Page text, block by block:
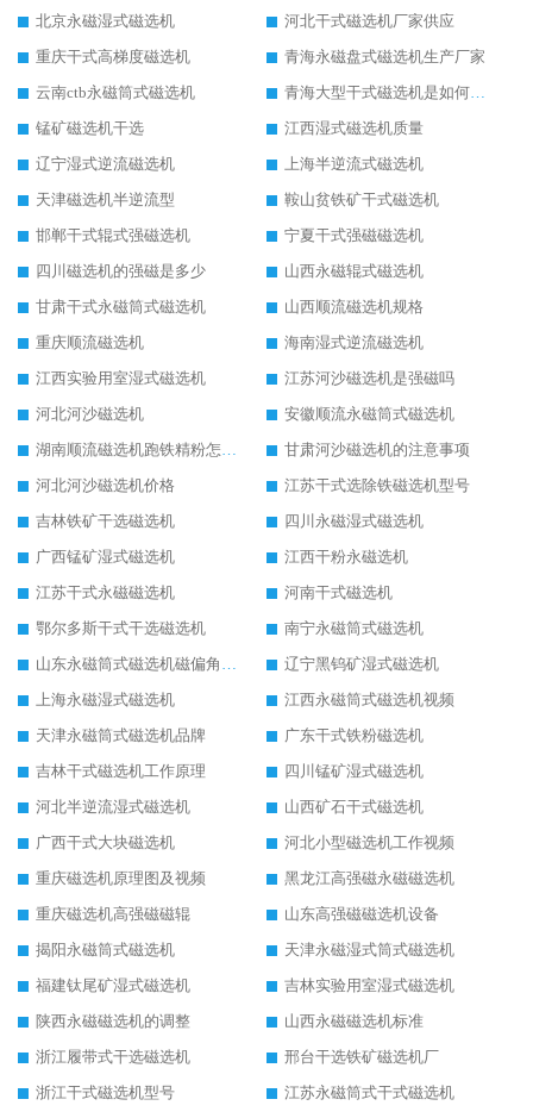
北京永磁湿式磁选机
河北干式磁选机厂家供应
重庆干式高梯度磁选机
青海永磁盘式磁选机生产厂家
云南ctb永磁筒式磁选机
青海大型干式磁选机是如何选矿的
锰矿磁选机干选
江西湿式磁选机质量
辽宁湿式逆流磁选机
上海半逆流式磁选机
天津磁选机半逆流型
鞍山贫铁矿干式磁选机
邯郸干式辊式强磁选机
宁夏干式强磁磁选机
四川磁选机的强磁是多少
山西永磁辊式磁选机
甘肃干式永磁筒式磁选机
山西顺流磁选机规格
重庆顺流磁选机
海南湿式逆流磁选机
江西实验用室湿式磁选机
江苏河沙磁选机是强磁吗
河北河沙磁选机
安徽顺流永磁筒式磁选机
湖南顺流磁选机跑铁精粉怎么处理
甘肃河沙磁选机的注意事项
河北河沙磁选机价格
江苏干式选除铁磁选机型号
吉林铁矿干选磁选机
四川永磁湿式磁选机
广西锰矿湿式磁选机
江西干粉永磁选机
江苏干式永磁磁选机
河南干式磁选机
鄂尔多斯干式干选磁选机
南宁永磁筒式磁选机
山东永磁筒式磁选机磁偏角怎么调整
辽宁黑钨矿湿式磁选机
上海永磁湿式磁选机
江西永磁筒式磁选机视频
天津永磁筒式磁选机品牌
广东干式铁粉磁选机
吉林干式磁选机工作原理
四川锰矿湿式磁选机
河北半逆流湿式磁选机
山西矿石干式磁选机
广西干式大块磁选机
河北小型磁选机工作视频
重庆磁选机原理图及视频
黑龙江高强磁永磁磁选机
重庆磁选机高强磁磁辊
山东高强磁磁选机设备
揭阳永磁筒式磁选机
天津永磁湿式筒式磁选机
福建钛尾矿湿式磁选机
吉林实验用室湿式磁选机
陕西永磁磁选机的调整
山西永磁磁选机标准
浙江履带式干选磁选机
邢台干选铁矿磁选机厂
浙江干式磁选机型号
江苏永磁筒式干式磁选机